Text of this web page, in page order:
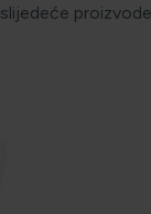
proizvode